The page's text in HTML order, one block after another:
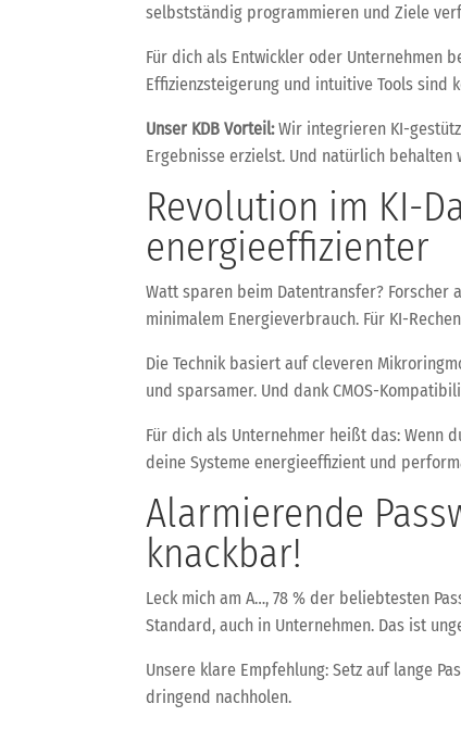
selbstständig programmieren und Ziele
Für dich als Entwickler oder Unternehmen
Effizienzsteigerung und intuitive Tools sind
Unser KDB Vorteil:Wir integrieren KI-
Ergebnisse erzielst. Und natürlich
Revolution im KI-
energieeffizienter
Watt sparen beim Datentransfer? Forscher
minimalem Energieverbrauch. Für KI-
Die Technik basiert auf cleveren
und sparsamer. Und dank CMOS-
Für dich als Unternehmer heißt das: Wenn
deine Systeme energieeffizient und
Alarmierende
knackbar!
Leck mich am A…, 78 % der beliebtesten
Standard, auch in Unternehmen. Das ist
Unsere klare Empfehlung: Setz auf lange
dringend nachholen.